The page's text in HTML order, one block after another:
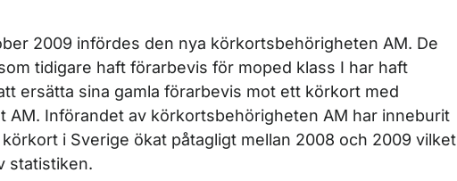
2009 infördes den nya körkortsbehörigheten AM. De
tidigare haft förarbevis för moped klass I har haft
ersätta sina gamla förarbevis mot ett körkort med
AM. Införandet av körkortsbehörigheten AM har inneburit
i Sverige ökat påtagligt mellan 2008 och 2009 vilket
statistiken.